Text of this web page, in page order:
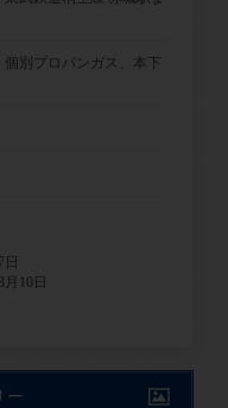
別プロパンガス、本下
10日
ー